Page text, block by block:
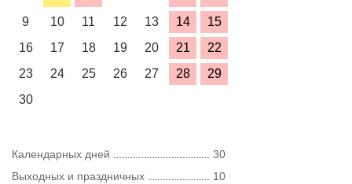
9
10 11 12 13 14
15
16
17 18 19 20 21
22
23
24 25 26 27 28
29
30
Календарных дней
30
Выходных и праздничных
10